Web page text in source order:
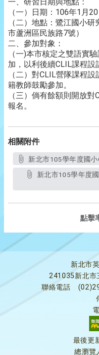
（一）日期：106年1月
（二）地點：鷺江國小
市蘆洲區民族路7號）
二、參加對象：
（一)本市核定之雙語實
加，以利後續CLIL課程設
（二）對CLIL營隊課程
籍教師鼓勵參加。
（三）倘有餘額則開放
報名。
相關附件
新北市105學年度國
點擊
新北市
241035新北市
聯絡電話
最後更
總瀏覽